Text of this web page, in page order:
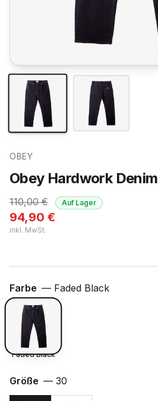
OBEY
Obey Hardwork Denim
110,00€
94,90 €
inkl. MwSt.
Auf Lager
Farbe — Faded Black
Faded Black
Größe — 30